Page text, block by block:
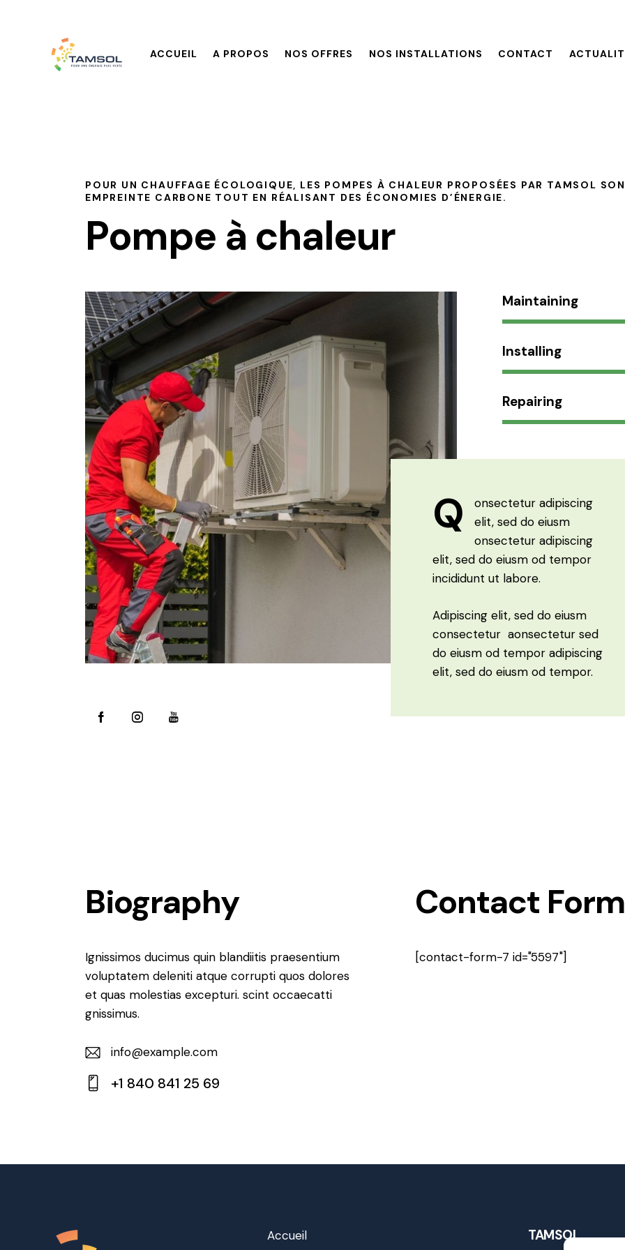
ACCUEIL A PROPOS NOS OFFRES NOS INSTALLATIONS CONTACT
POUR UN CHAUFFAGE ÉCOLOGIQUE, LES POMPES À CHALEUR PROPOSÉES PAR TAMSOL
EMPREINTE CARBONE TOUT EN RÉALISANT DES ÉCONOMIES D’ÉNERGIE.
Pompe à chaleur
Maintaining
Installing
Repairing
Q
onsectetur adipiscing
elit, sed do eiusm
onsectetur adipiscing
elit, sed do eiusm od tempor
incididunt ut labore.
Adipiscing elit, sed do eiusm
consectetur aonsectetur sed
do eiusm od tempor adipiscing
elit, sed do eiusm od tempor.
Biography
Ignissimos ducimus quin blandiitis praesentium
voluptatem deleniti atque corrupti quos dolores
et quas molestias excepturi. scint occaecatti
gnissimus.
E-
m
info@example.com
+1 840 841 25 69
Contact Form
[contact-form-7 id="5597"]
Accueil
TAMSOL